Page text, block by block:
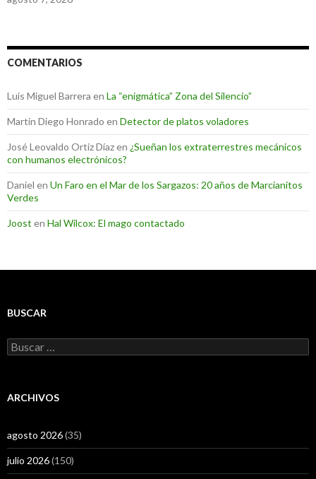
COMENTARIOS
Luis Miguel Barrera en La “enigmática” Zona del Silencio”
Martin Diego Honrado en Detector de platos voladores
José Leovaldo Ortiz Díazen ¿Sueñan los extraterrestres mecánicos
con humanos electrónicos?
Daniel en Un Faro en el Mar de los Sargazos: 20 años de Marcianitos
Verdes
Joost en Hal Wilcox: El mago contactado
BUSCAR
Buscar:
ARCHIVOS
agosto 2026(35)
julio 2026(150)